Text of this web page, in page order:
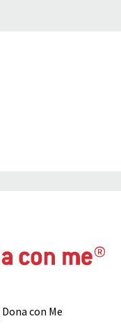
Dona con Me